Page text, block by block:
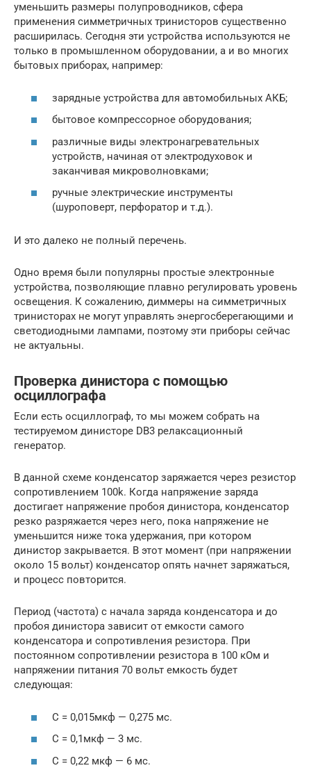
уменьшить размеры полупроводников, сфера
применения симметричных тринисторов существенно
расширилась. Сегодня эти устройства используются не
только в промышленном оборудовании, а и во многих
бытовых приборах, например:
зарядные устройства для автомобильных АКБ;
бытовое компрессорное оборудования;
различные виды электронагревательных
устройств, начиная от электродуховок и
заканчивая микроволновками;
ручные электрические инструменты
(шуроповерт, перфоратор и т.д.).
И это далеко не полный перечень.
Одно время были популярны простые электронные
устройства, позволяющие плавно регулировать уровень
освещения. К сожалению, диммеры на симметричных
тринисторах не могут управлять энергосберегающими и
светодиодными лампами, поэтому эти приборы сейчас
не актуальны.
Проверка динистора с помощью
осциллографа
Если есть осциллограф, то мы можем собрать на
тестируемом динисторе DB3 релаксационный
генератор.
В данной схеме конденсатор заряжается через резистор
сопротивлением 100k. Когда напряжение заряда
достигает напряжение пробоя динистора, конденсатор
резко разряжается через него, пока напряжение не
уменьшится ниже тока удержания, при котором
динистор закрывается. В этот момент (при напряжении
около 15 вольт) конденсатор опять начнет заряжаться,
и процесс повторится.
Период (частота) с начала заряда конденсатора и до
пробоя динистора зависит от емкости самого
конденсатора и сопротивления резистора. При
постоянном сопротивлении резистора в 100 кОм и
напряжении питания 70 вольт емкость будет
следующая:
C = 0,015мкф — 0,275 мс.
С = 0,1мкф — 3 мс.
C = 0,22 мкф — 6 мс.